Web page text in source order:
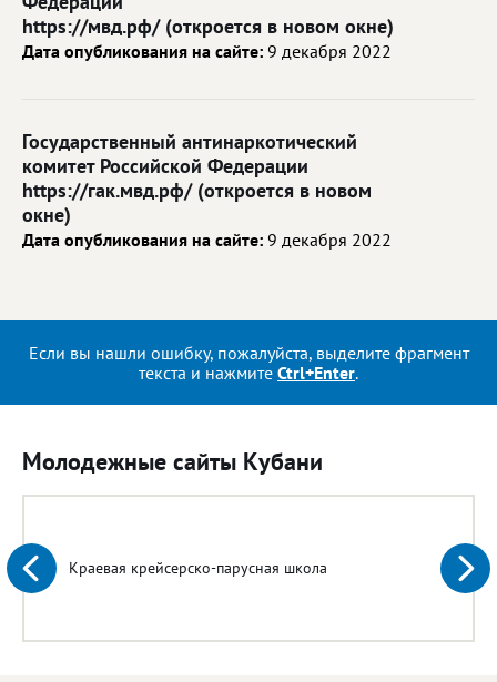
https://мвд.рф/ (откроется в новом окне)
Дата опубликования на сайте: 9 декабря 2022
Государственный антинаркотический
комитет Российской Федерации
https://гак.мвд.рф/ (откроется в новом
окне)
Дата опубликования на сайте: 9 декабря 2022
Если вы нашли ошибку, пожалуйста, выделите фрагмент
текста и нажмите Ctrl+Enter.
Молодежные сайты Кубани
Краевая крейсерско-парусная школа